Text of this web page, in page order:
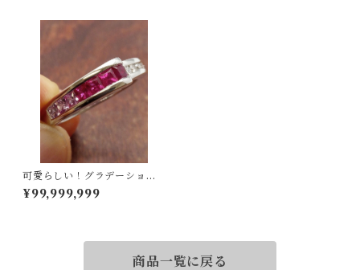
可愛らしい！グラデーション
です！K18WGルビーリング 1
4号
¥99,999,999
商品一覧に戻る